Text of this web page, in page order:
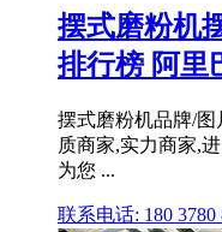
摆式磨粉机
排行榜 阿里
摆式磨粉机品牌/
质商家,实力商家,
为您 ...
联系电话: 180 3780